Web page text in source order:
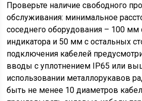
Проверьте наличие свободного
обслуживания: минимальное
соседнего оборудования – 100 мм
индикатора и 50 мм с остальных
подключения кабелей
вводы с уплотнением IP65 или
использовании металлорукавов
быть не менее 10 диаметров